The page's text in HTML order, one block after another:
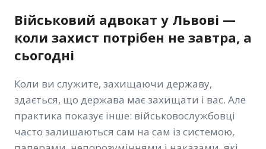
Військовий адвокат у Львові —
коли захист потрібен не завтра, а
сьогодні
Коли ви служите, захищаючи державу,
здається, що держава має захищати і вас. Але
практика показує інше: військовослужбовці
часто залишаються сам на сам із системою,